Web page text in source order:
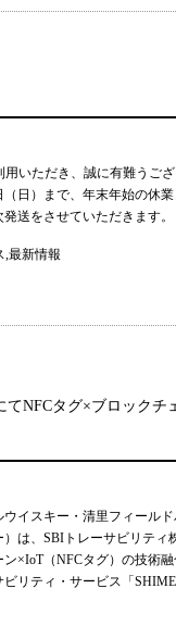
用いただき、誠に有難う
（日）まで、年末年始の
発送をさせていただきます
,最新情報
てNFCタグ×ブロックチ
ウイスキー・清里フィール
は、SBIトレーサビリテ
×IoT（NFCタグ）の技術
リティ・サービス「